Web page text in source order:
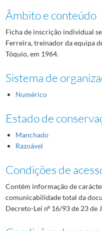
Âmbito e conteúdo
Ficha de inscrição individual
Ferreira, treinador da equipa
Tóquio, em 1964.
Sistema de
Numérico
Estado de
Manchado
Razoável
Condições de
Contém informação de
comunicabilidade total da
Decreto-Lei nº 16/93 de 23 de